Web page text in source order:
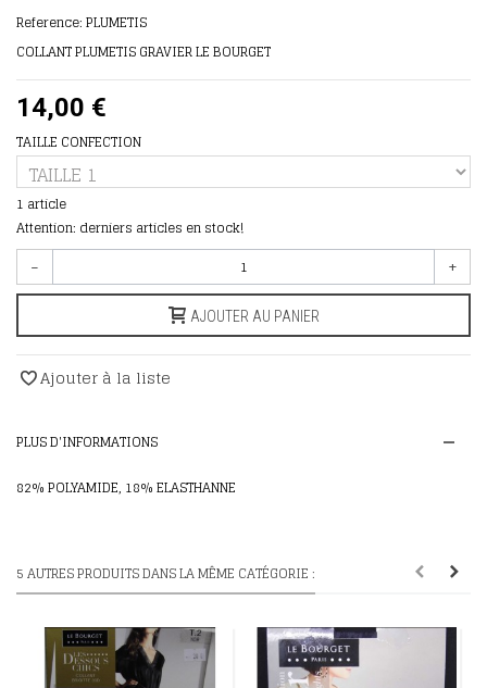
Reference:PLUMETIS
COLLANT PLUMETIS GRAVIER LE BOURGET
14,00 €
TAILLE CONFECTION
1 article
Attention: derniers articles en stock!
- +
AJOUTER AU PANIER
Ajouter à la liste
PLUS D'INFORMATIONS
82% POLYAMIDE, 18% ELASTHANNE
5 AUTRES PRODUITS DANS LA MÊME CATÉGORIE :